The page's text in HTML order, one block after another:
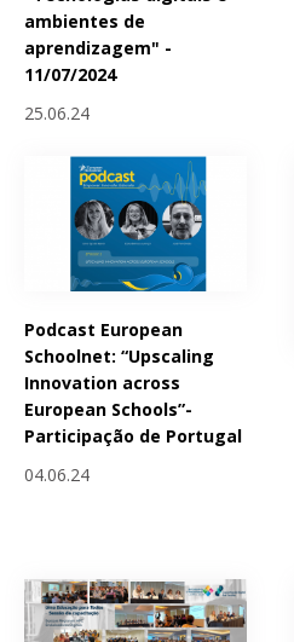
ambientes de
aprendizagem" -
11/07/2024
25.06.24
Podcast European
Schoolnet: “Upscaling
Innovation across
European Schools”-
Participação de Portugal
04.06.24